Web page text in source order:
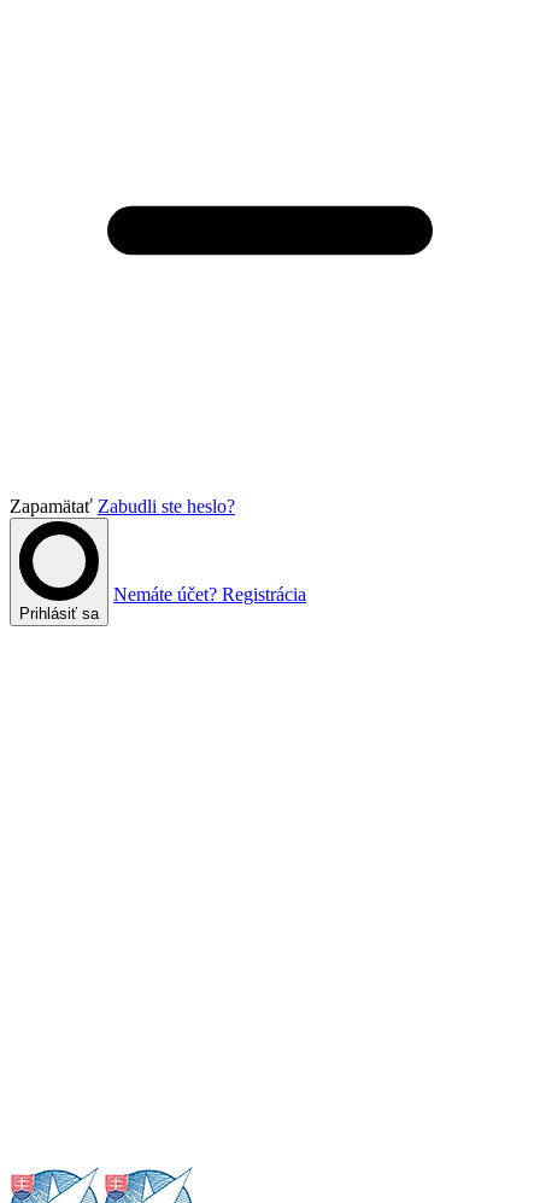
Zapamätať Zabudli ste heslo?
Prihlásiť sa
Nemáte účet? Registrácia